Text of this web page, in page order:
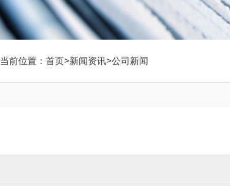
当前位置： 首页>新闻资讯>公司新闻